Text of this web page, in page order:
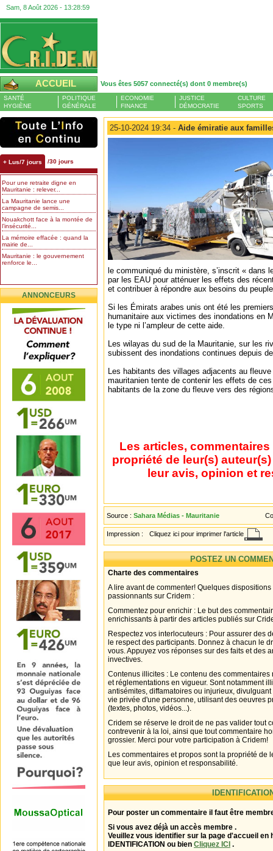
Sam, 8 Août 2026 - 13:29:00
ACCUEIL Vous êtes 5057 connecté(s) dont 0 membre(s)
SANTÉ
HYGIÈNE
POLITIQUE
GÉNÉRALE
ECONOMIE
FINANCE
JUSTICE
DÉMOCRATIE
CULTURE
SPORTS
+ Lus/7 jours /30 jours
Pour une retraite digne en
Mauritanie : relever...
La Mauritanie lance une
campagne de semis...
Nouakchott face à la montée de
l’insécurité...
La mémoire effacée : quand la
mairie de...
Mauritanie : le gouvernement
renforce le...
ANNONCEURS
25-10-2024 19:34 - Aide émiratie aux
le communiqué du ministère, s’inscrit « dans
par les EAU pour atténuer les effets des
et contribuer à répondre aux besoins du
Si les Émirats arabes unis ont été les
humanitaire aux victimes des inondations en
le type ni l’ampleur de cette aide.
Les wilayas du sud de la Mauritanie, sur les
subissent des inondations continues depuis
Les habitants des villages adjacents au
mauritanien tente de contenir les effets de
habitants de la zone du fleuve vers des
Les articles,
propriété de leur(s)
leur avis, opinion et
Source : Sahara Médias - Mauritanie
Impression : Cliquez ici pour imprimer l'article
POSTEZ UN
Charte des commentaires
A lire avant de commenter! Quelques
passionnants sur Cridem :
Commentez pour enrichir : Le but des
enrichissants à partir des articles publiés sur
Respectez vos interlocuteurs : Pour assurer des
le respect des participants. Donnez à chacun le
vous. Appuyez vos réponses sur des faits et des
invectives.
Contenus illicites : Le contenu des
et réglementations en vigueur. Sont notamment
antisémites, diffamatoires ou injurieux,
vie privée d'une personne, utilisant des oeuvres
(textes, photos, vidéos...).
Cridem se réserve le droit de ne pas valider tout
contrevenir à la loi, ainsi que tout commentaire
grossier. Merci pour votre participation à Cridem!
Les commentaires et propos sont la propriété de
que leur avis, opinion et responsabilité.
Pour poster un commentaire il faut être
Si vous avez déjà un accès membre .
Veuillez vous identifier sur la page d'accueil en
IDENTIFICATION ou bien Cliquez ICI .